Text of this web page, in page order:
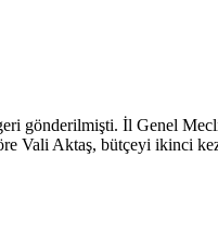
gönderilmişti. İl Genel
Vali Aktaş, bütçeyi ikinci